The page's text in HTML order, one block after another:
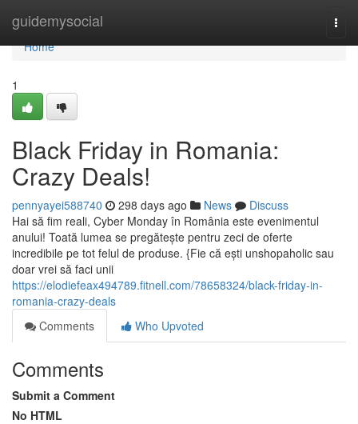
guidemysocial
Home
Home
1
Black Friday in Romania:
Crazy Deals!
pennyayei588740 298 days ago News
Discuss
Hai să fim reali, Cyber Monday în România este evenimentul
anului! Toată lumea se pregătește pentru zeci de oferte
incredibile pe tot felul de produse. {Fie că ești unshopaholic sau
doar vrei să faci unii
https://elodiefeax494789.fitnell.com/78658324/black-friday-in-
romania-crazy-deals
Comments
Who Upvoted
Comments
Submit a Comment
No HTML